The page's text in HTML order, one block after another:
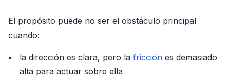
El propósito puede no ser el obstáculo principal
cuando:
la dirección es clara, pero la fricciónes demasiado
alta para actuar sobre ella